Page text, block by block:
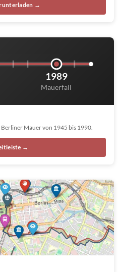
→
1989
Mauerfall
Mauer von 1945 bis 1990.
→